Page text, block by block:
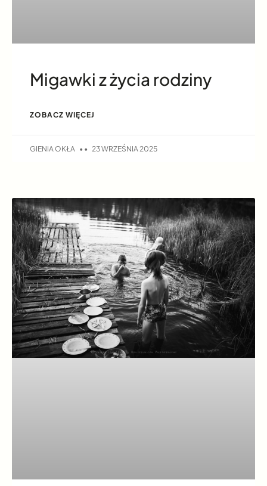
Migawki z życia rodziny
ZOBACZ WIĘCEJ
GIENIA OKŁA 23 WRZEŚNIA 2025